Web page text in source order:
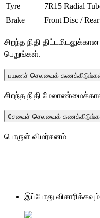
Tyre
7R15 Radial
Brake
Front Disc /
சிறந்த நிதி
பெறுங்கள்.
பயணச் செலவைக்
சிறந்த நிதி
சேவைச் செலவைக்
பொருள் விமர்சனம்
இப்போது விசாரிக்கவும்